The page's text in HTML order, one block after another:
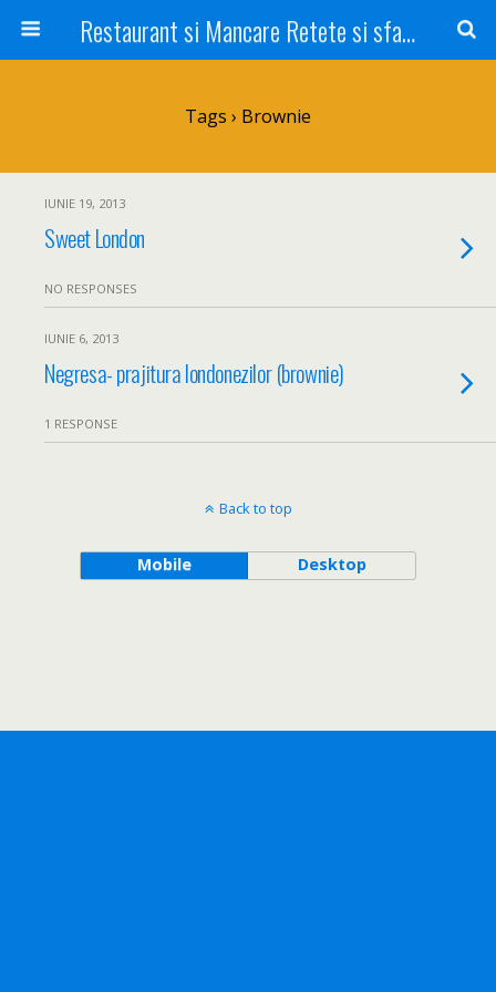
Restaurant si Mancare Retete si sfaturi Picant bun si rapid
Tags › Brownie
IUNIE 19, 2013
Sweet London
NO RESPONSES
IUNIE 6, 2013
Negresa- prajitura londonezilor (brownie)
1 RESPONSE
Back to top
Mobile Desktop